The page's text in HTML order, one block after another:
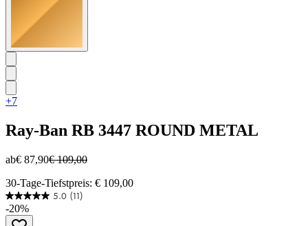
+7
Ray-Ban RB 3447 ROUND METAL
ab€ 87,90€ 109,00
30-Tage-Tiefstpreis: € 109,00
5.0 (11)
5.0
von
-20%